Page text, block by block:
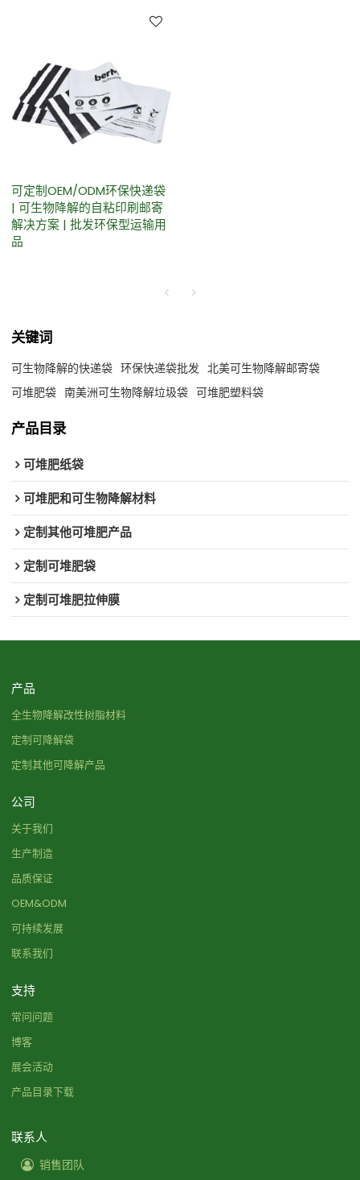
可定制OEM/ODM环保快递袋
| 可生物降解的自粘印刷邮寄
解决方案 | 批发环保型运输用
品
关键词
可生物降解的快递袋 环保快递袋批发 北美可生物降解邮寄袋
可堆肥袋 南美洲可生物降解垃圾袋 可堆肥塑料袋
产品目录
可堆肥纸袋
可堆肥和可生物降解材料
定制其他可堆肥产品
定制可堆肥袋
定制可堆肥拉伸膜
产品
全生物降解改性树脂材料
定制可降解袋
定制其他可降解产品
公司
关于我们
生产制造
品质保证
OEM&ODM
可持续发展
联系我们
支持
常问问题
博客
展会活动
产品目录下载
联系人
销售团队